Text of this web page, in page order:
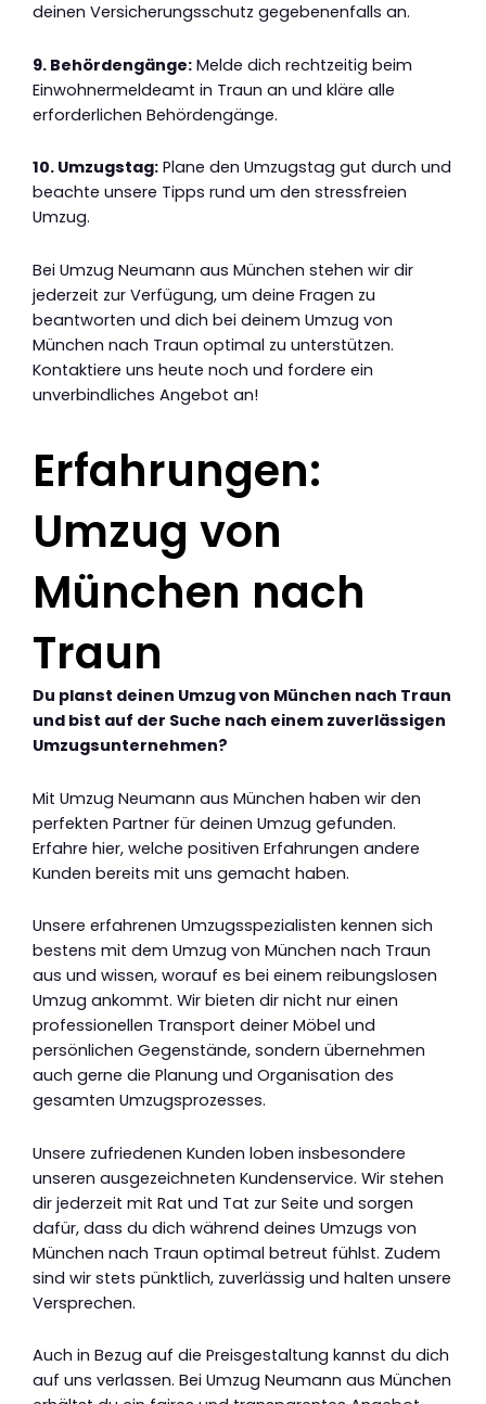
deinen Versicherungsschutz gegebenenfalls an.
9. Behördengänge: Melde dich rechtzeitig beim
Einwohnermeldeamt in Traun an und kläre alle
erforderlichen Behördengänge.
10. Umzugstag: Plane den Umzugstag gut durch und
beachte unsere Tipps rund um den stressfreien
Umzug.
Bei Umzug Neumann aus München stehen wir dir
jederzeit zur Verfügung, um deine Fragen zu
beantworten und dich bei deinem Umzug von
München nach Traun optimal zu unterstützen.
Kontaktiere uns heute noch und fordere ein
unverbindliches Angebot an!
Erfahrungen:
Umzug von
München nach
Traun
Du planst deinen Umzug von München nach Traun
und bist auf der Suche nach einem zuverlässigen
Umzugsunternehmen?
Mit Umzug Neumann aus München haben wir den
perfekten Partner für deinen Umzug gefunden.
Erfahre hier, welche positiven Erfahrungen andere
Kunden bereits mit uns gemacht haben.
Unsere erfahrenen Umzugsspezialisten kennen sich
bestens mit dem Umzug von München nach Traun
aus und wissen, worauf es bei einem reibungslosen
Umzug ankommt. Wir bieten dir nicht nur einen
professionellen Transport deiner Möbel und
persönlichen Gegenstände, sondern übernehmen
auch gerne die Planung und Organisation des
gesamten Umzugsprozesses.
Unsere zufriedenen Kunden loben insbesondere
unseren ausgezeichneten Kundenservice. Wir stehen
dir jederzeit mit Rat und Tat zur Seite und sorgen
dafür, dass du dich während deines Umzugs von
München nach Traun optimal betreut fühlst. Zudem
sind wir stets pünktlich, zuverlässig und halten unsere
Versprechen.
Auch in Bezug auf die Preisgestaltung kannst du dich
auf uns verlassen. Bei Umzug Neumann aus München